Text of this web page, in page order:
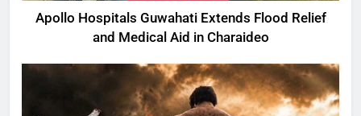
Apollo Hospitals Guwahati Extends Flood Relief
and Medical Aid in Charaideo